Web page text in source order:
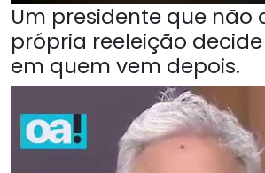
Um presidente que não
própria reeleição
em quem vem depois.